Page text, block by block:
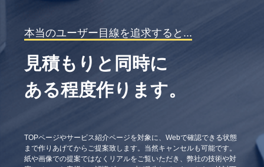
本当のユーザー目線を追求すると...
見積もりと同時に
ある程度作ります。
TOPページやサービス紹介ページを対象に、Webで確認できる状態
まで作りあげてからご提案致します。当然キャンセルも可能です。
紙や画像での提案ではなくリアルをご覧いただき、弊社の技術や対